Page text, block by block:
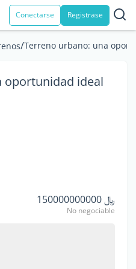
Conectarse Registrase
/Terreno urbano: una
oportunidad ideal
﷼ 150000000000
No negociable